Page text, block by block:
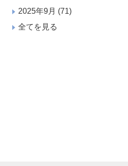
2025年9月 (71)
全てを見る